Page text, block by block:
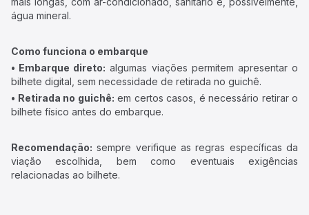
água mineral.
Como funciona o embarque
• Embarque direto: algumas viações permitem apresentar o
bilhete digital, sem necessidade de retirada no guichê.
• Retirada no guichê: em certos casos, é necessário retirar o
bilhete físico antes do embarque.
Recomendação: sempre verifique as regras específicas da
viação escolhida, bem como eventuais exigências
relacionadas ao bilhete.